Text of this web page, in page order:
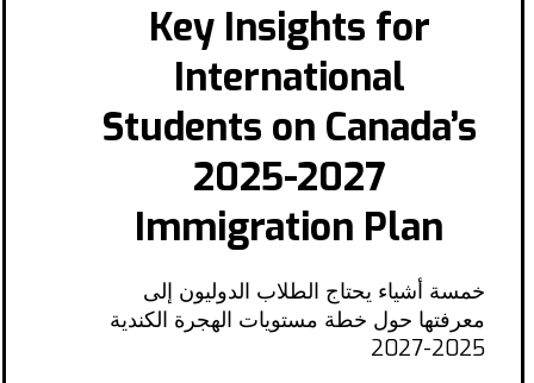
Key Insights for
International
Students on Canada’s
2025-2027
Immigration Plan
خمسة أشياء يحتاج الطلاب الدوليون إلى
معرفتها حول خطة مستويات الهجرة الكندية
2025-2027